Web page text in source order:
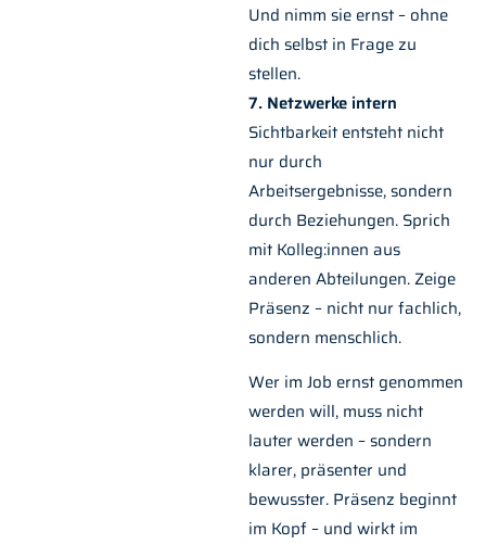
Und nimm sie ernst – ohne
dich selbst in Frage zu
stellen.
7. Netzwerke intern
Sichtbarkeit entsteht nicht
nur durch
Arbeitsergebnisse, sondern
durch Beziehungen. Sprich
mit Kolleg:innen aus
anderen Abteilungen. Zeige
Präsenz – nicht nur fachlich,
sondern menschlich.
Wer im Job ernst genommen
werden will, muss nicht
lauter werden – sondern
klarer, präsenter und
bewusster. Präsenz beginnt
im Kopf – und wirkt im